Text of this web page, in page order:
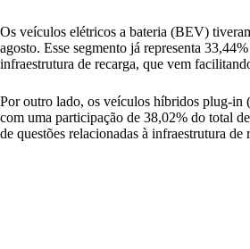
Os veículos elétricos a bateria (BEV)
agosto. Esse segmento já representa
infraestrutura de recarga, que vem
Por outro lado, os veículos híbridos plug-in
com uma participação de 38,02% do total
de questões relacionadas à infraestrutura